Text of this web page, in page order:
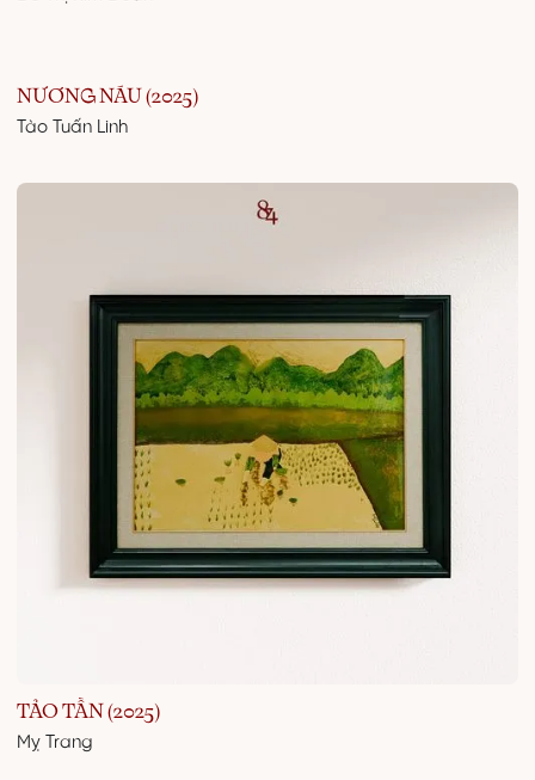
NƯƠNG NÁU (2025)
Tào Tuấn Linh
TẢO TẦN (2025)
Mỵ Trang